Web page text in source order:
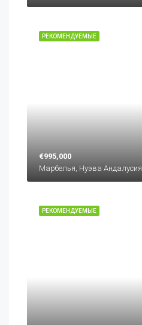
РЕКОМЕНДУЕМЫЕ
€995,000
Марбелья, Нуэва Андалусия
РЕКОМЕНДУЕМЫЕ